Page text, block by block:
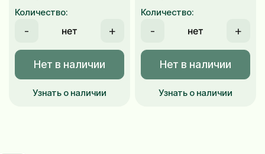
Количество:
- +
Нет в наличии
Узнать о наличии
Количество:
- +
Нет в наличии
Узнать о наличии